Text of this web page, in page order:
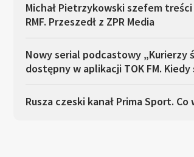
Michał Pietrzykowski szefem treści
RMF. Przeszedł z ZPR Media
Nowy serial podcastowy „Kurierzy
dostępny w aplikacji TOK FM. Kiedy
Rusza czeski kanał Prima Sport.